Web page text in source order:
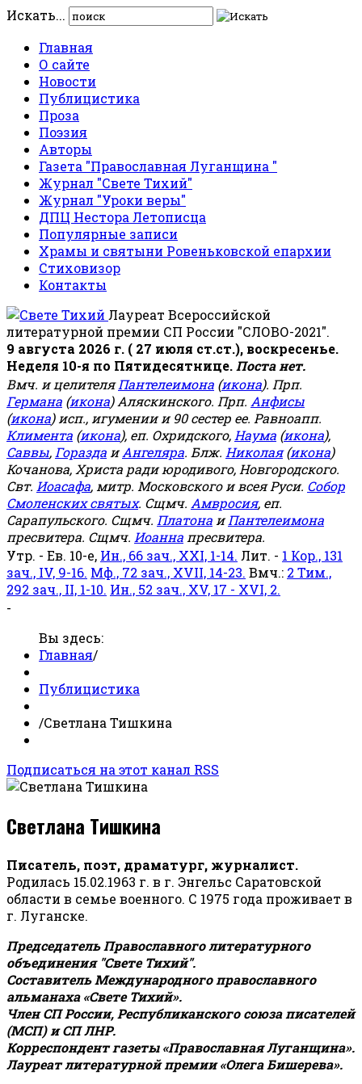
Искать...
Главная
О сайте
Новости
Публицистика
Проза
Поэзия
Авторы
Газета "Православная Луганщина "
Журнал "Свете Тихий"
Журнал "Уроки веры"
ДПЦ Нестора Летописца
Популярные записи
Храмы и святыни Ровеньковской епархии
Стиховизор
Контакты
Лауреат Всероссийской
литературной премии СП России "СЛОВО-2021".
9 августа 2026 г. ( 27 июля ст.ст.), воскресенье.
Неделя 10-я по Пятидесятнице. Поста нет.
Вмч. и целителяПантелеимона (икона). Прп.
Германа (икона) Аляскинского. Прп. Анфисы
(икона) исп., игумении и 90 сестер ее. Равноапп.
Климента (икона), еп. Охридского, Наума (икона),
Саввы, Горазда иАнгеляра. Блж. Николая(икона)
Кочанова, Христа ради юродивого, Новгородского.
Свт. Иоасафа, митр. Московского и всея Руси. Собор
Смоленских святых. Сщмч. Амвросия, еп.
Сарапульского. Сщмч. Платона иПантелеимона
пресвитера. Сщмч. Иоанна пресвитера.
Утр. - Ев. 10-е, Ин., 66 зач., XXI, 1-14. Лит. - 1 Кор., 131
зач., IV, 9-16. Мф., 72 зач., XVII, 14-23. Вмч.: 2 Тим.,
292 зач., II, 1-10. Ин., 52 зач., XV, 17 - XVI, 2.
-
Вы здесь:
Главная/
Публицистика
/Светлана Тишкина
Подписаться на этот канал RSS
Светлана Тишкина
Писатель, поэт, драматург, журналист.
Родилась 15.02.1963 г. в г. Энгельс Саратовской
области в семье военного. С 1975 года проживает в
г. Луганске.
Председатель Православного литературного
объединения "Свете Тихий".
Составитель Международного православного
альманаха «Свете Тихий».
Член СП России, Республиканского союза писателей
(МСП) и СП ЛНР.
Корреспондент газеты «Православная Луганщина».
Лауреат литературной премии «Олега Бишерева».